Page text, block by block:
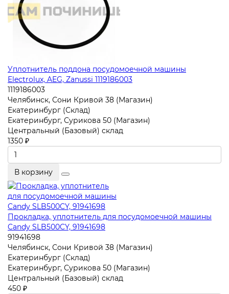
Уплотнитель поддона посудомоечной машины
Electrolux, AEG, Zanussi 1119186003
1119186003
Челябинск, Сони Кривой 38 (Магазин)
Екатеринбург (Склад)
Екатеринбург, Сурикова 50 (Магазин)
Центральный (Базовый) склад
1350 ₽
В корзину
Прокладка, уплотнитель для посудомоечной машины
Candy SLB500CY, 91941698
91941698
Челябинск, Сони Кривой 38 (Магазин)
Екатеринбург (Склад)
Екатеринбург, Сурикова 50 (Магазин)
Центральный (Базовый) склад
450 ₽